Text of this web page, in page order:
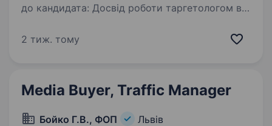
до кандидата: Досвід роботи таргетологом від
Ads). Впевнене володіння Meta Ads Manager:
2 тиж. тому
Media Buyer, Traffic Manager
Бойко Г.В., ФОП Львів